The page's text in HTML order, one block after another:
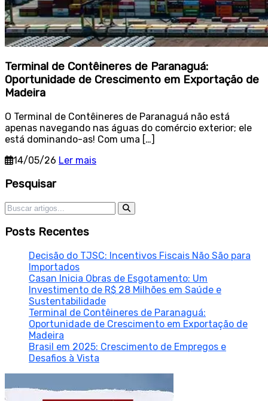
Terminal de Contêineres de Paranaguá:
Oportunidade de Crescimento em Exportação de
Madeira
O Terminal de Contêineres de Paranaguá não está
apenas navegando nas águas do comércio exterior; ele
está dominando-as! Com uma […]
14/05/26 Ler mais
Sidebar
Pesquisar
Pesquisar por:
Posts Recentes
Decisão do TJSC: Incentivos Fiscais Não São para
Importados
Casan Inicia Obras de Esgotamento: Um
Investimento de R$ 28 Milhões em Saúde e
Sustentabilidade
Terminal de Contêineres de Paranaguá:
Oportunidade de Crescimento em Exportação de
Madeira
Brasil em 2025: Crescimento de Empregos e
Desafios à Vista